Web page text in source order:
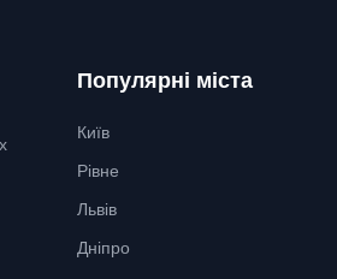
Популярні міста
Київ
Рівне
Львів
Дніпро